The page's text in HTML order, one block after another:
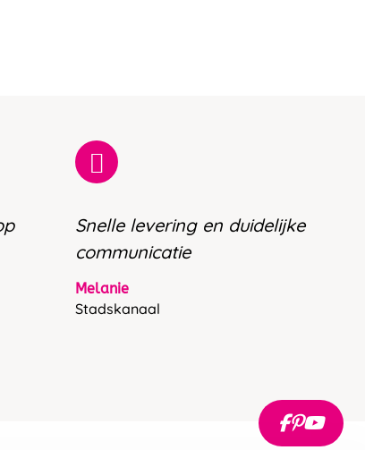
Snelle levering en duidelijke
communicatie
Melanie
Stadskanaal